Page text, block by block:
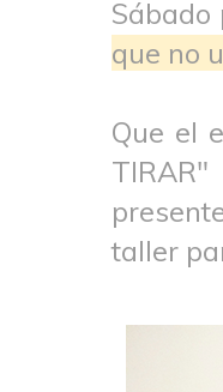
que no
Que el
taller